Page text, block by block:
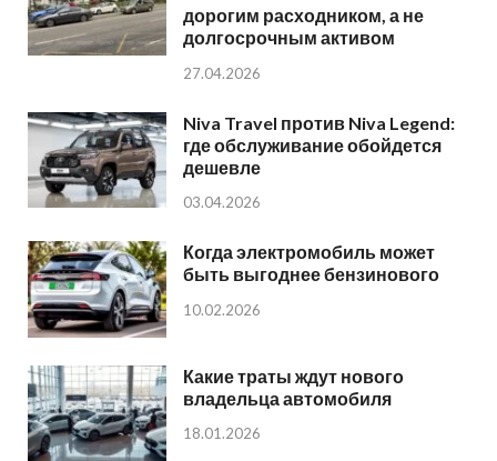
дорогим расходником, а не
долгосрочным активом
27.04.2026
Niva Travel против Niva Legend:
где обслуживание обойдется
дешевле
03.04.2026
Когда электромобиль может
быть выгоднее бензинового
10.02.2026
Какие траты ждут нового
владельца автомобиля
18.01.2026